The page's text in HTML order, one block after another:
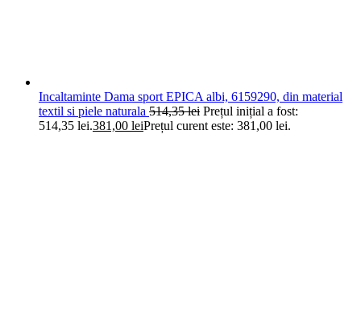
Incaltaminte Dama sport EPICA albi, 6159290, din material
textil si piele naturala 514,35lei Prețul inițial a fost:
514,35 lei.381,00 leiPrețul curent este: 381,00 lei.